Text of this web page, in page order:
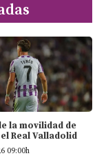
la movilidad de
Real Valladolid
09:00h